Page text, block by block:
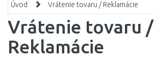
Úvod Vrátenie tovaru / Reklamácie
Vrátenie tovaru /
Reklamácie